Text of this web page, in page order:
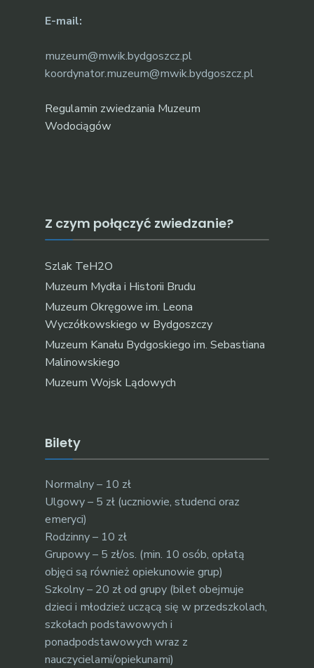
E-mail:
muzeum@mwik.bydgoszcz.pl
koordynator.muzeum@mwik.bydgoszcz.pl
Regulamin zwiedzania Muzeum
Wodociągów
Z czym połączyć zwiedzanie?
Szlak TeH2O
Muzeum Mydła i Historii Brudu
Muzeum Okręgowe im. Leona
Wyczółkowskiego w Bydgoszczy
Muzeum Kanału Bydgoskiego im. Sebastiana
Malinowskiego
Muzeum Wojsk Lądowych
Bilety
Normalny – 10 zł
Ulgowy – 5 zł (uczniowie, studenci oraz
emeryci)
Rodzinny – 10 zł
Grupowy – 5 zł/os. (min. 10 osób, opłatą
objęci są również opiekunowie grup)
Szkolny – 20 zł od grupy (bilet obejmuje
dzieci i młodzież uczącą się w przedszkolach,
szkołach podstawowych i
ponadpodstawowych wraz z
nauczycielami/opiekunami)